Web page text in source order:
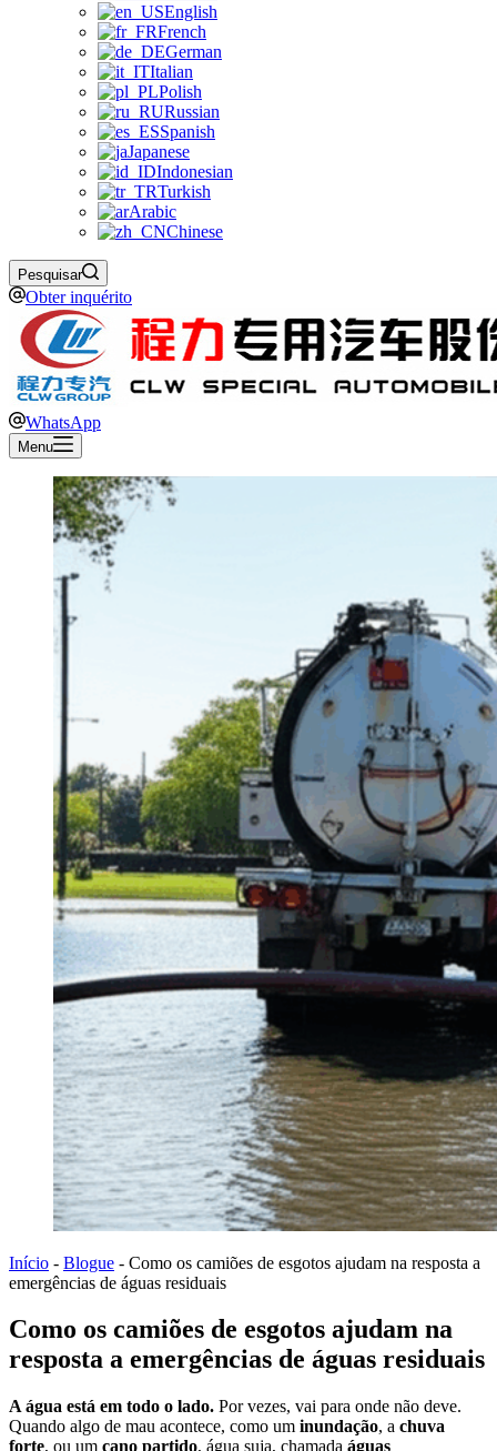
English
French
German
Italian
Polish
Russian
Spanish
Japanese
Indonesian
Turkish
Arabic
Chinese
Pesquisar
Obter inquérito
WhatsApp
Menu
Início - Blogue - Como os camiões de esgotos ajudam na resposta a
emergências de águas residuais
Como os camiões de esgotos ajudam na
resposta a emergências de águas residuais
A água está em todo o lado. Por vezes, vai para onde não deve.
Quando algo de mau acontece, como um inundação, a chuva
forte, ou um cano partido, água suja, chamada águas